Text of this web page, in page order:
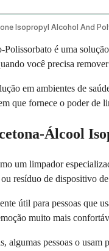
é uma
você precisa
em ambientes de
que fornece o poder de
Álcool
um limpador
resíduo de dispositivo
útil para pessoas que
muito mais
algumas pessoas o